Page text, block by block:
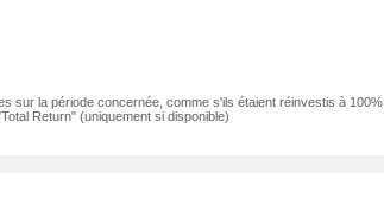
sur la période concernée, comme s'ils étaient réinvestis à 100%.
Return" (uniquement si disponible)